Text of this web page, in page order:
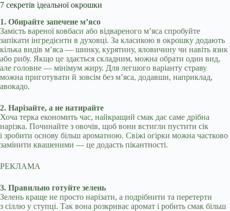
7 секретів ідеальної окрошки
1. Обирайте запечене м’ясо
Замість вареної ковбаси або відвареного м’яса спробуйте
запікати інгредієнти в духовці. За класикою в окрошку додають
кілька видів м’яса — шинку, курятину, яловичину чи навіть язик
або рибу. Якщо це здається складним, можна обрати один вид,
але головне — мінімум жиру. Для легшого варіанту страву
можна приготувати й зовсім без м’яса, додавши, наприклад,
авокадо.
2. Нарізайте, а не натирайте
Хоча терка економить час, найкращий смак дає саме дрібна
нарізка. Починайте з овочів, щоб вони встигли пустити сік
і зробити основу більш ароматною. Свіжі огірки можна частково
замінити квашеними — це додасть пікантності.
РЕКЛАМА
3. Правильно готуйте зелень
Зелень краще не просто нарізати, а подрібнити та перетерти
з сіллю у ступці. Так вона розкриває аромат і робить смак більш